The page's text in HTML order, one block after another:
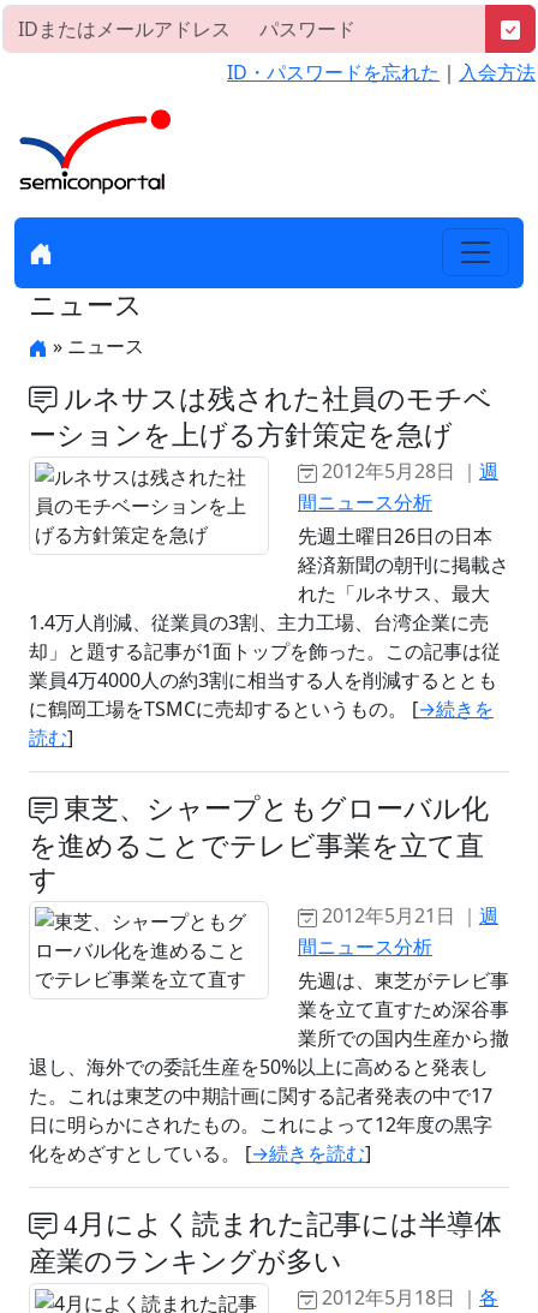
ID・パスワードを忘れた ｜ 入会方法
ニュース
» ニュース
ルネサスは残された社員のモチベ
ーションを上げる方針策定を急げ
2012年5月28日 ｜ 週
間ニュース分析
先週土曜日26日の日本
経済新聞の朝刊に掲載さ
れた「ルネサス、最大
1.4万人削減、従業員の3割、主力工場、台湾企業に売
却」と題する記事が1面トップを飾った。この記事は従
業員4万4000人の約3割に相当する人を削減するととも
に鶴岡工場をTSMCに売却するというもの。 [→続きを
読む]
東芝、シャープともグローバル化
を進めることでテレビ事業を立て直
す
2012年5月21日 ｜ 週
間ニュース分析
先週は、東芝がテレビ事
業を立て直すため深谷事
業所での国内生産から撤
退し、海外での委託生産を50%以上に高めると発表し
た。これは東芝の中期計画に関する記者発表の中で17
日に明らかにされたもの。これによって12年度の黒字
化をめざすとしている。 [→続きを読む]
4月によく読まれた記事には半導体
産業のランキングが多い
2012年5月18日 ｜ 各